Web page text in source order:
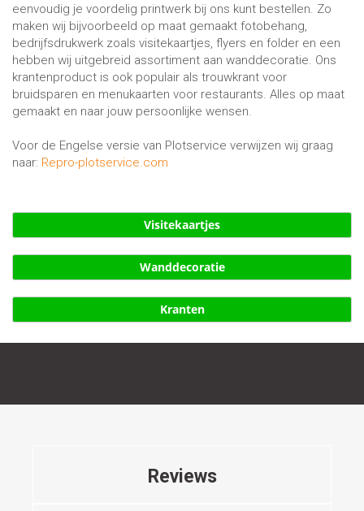
eenvoudig je voordelig printwerk bij ons kunt bestellen. Zo
maken wij bijvoorbeeld op maat gemaakt fotobehang,
bedrijfsdrukwerk zoals visitekaartjes, flyers en folder en een
hebben wij uitgebreid assortiment aan wanddecoratie. Ons
krantenproduct is ook populair als trouwkrant voor
bruidsparen en menukaarten voor restaurants. Alles op maat
gemaakt en naar jouw persoonlijke wensen.
Voor de Engelse versie van Plotservice verwijzen wij graag
naar: Repro-plotservice.com
Visitekaartjes
Wanddecoratie
Kranten
Reviews